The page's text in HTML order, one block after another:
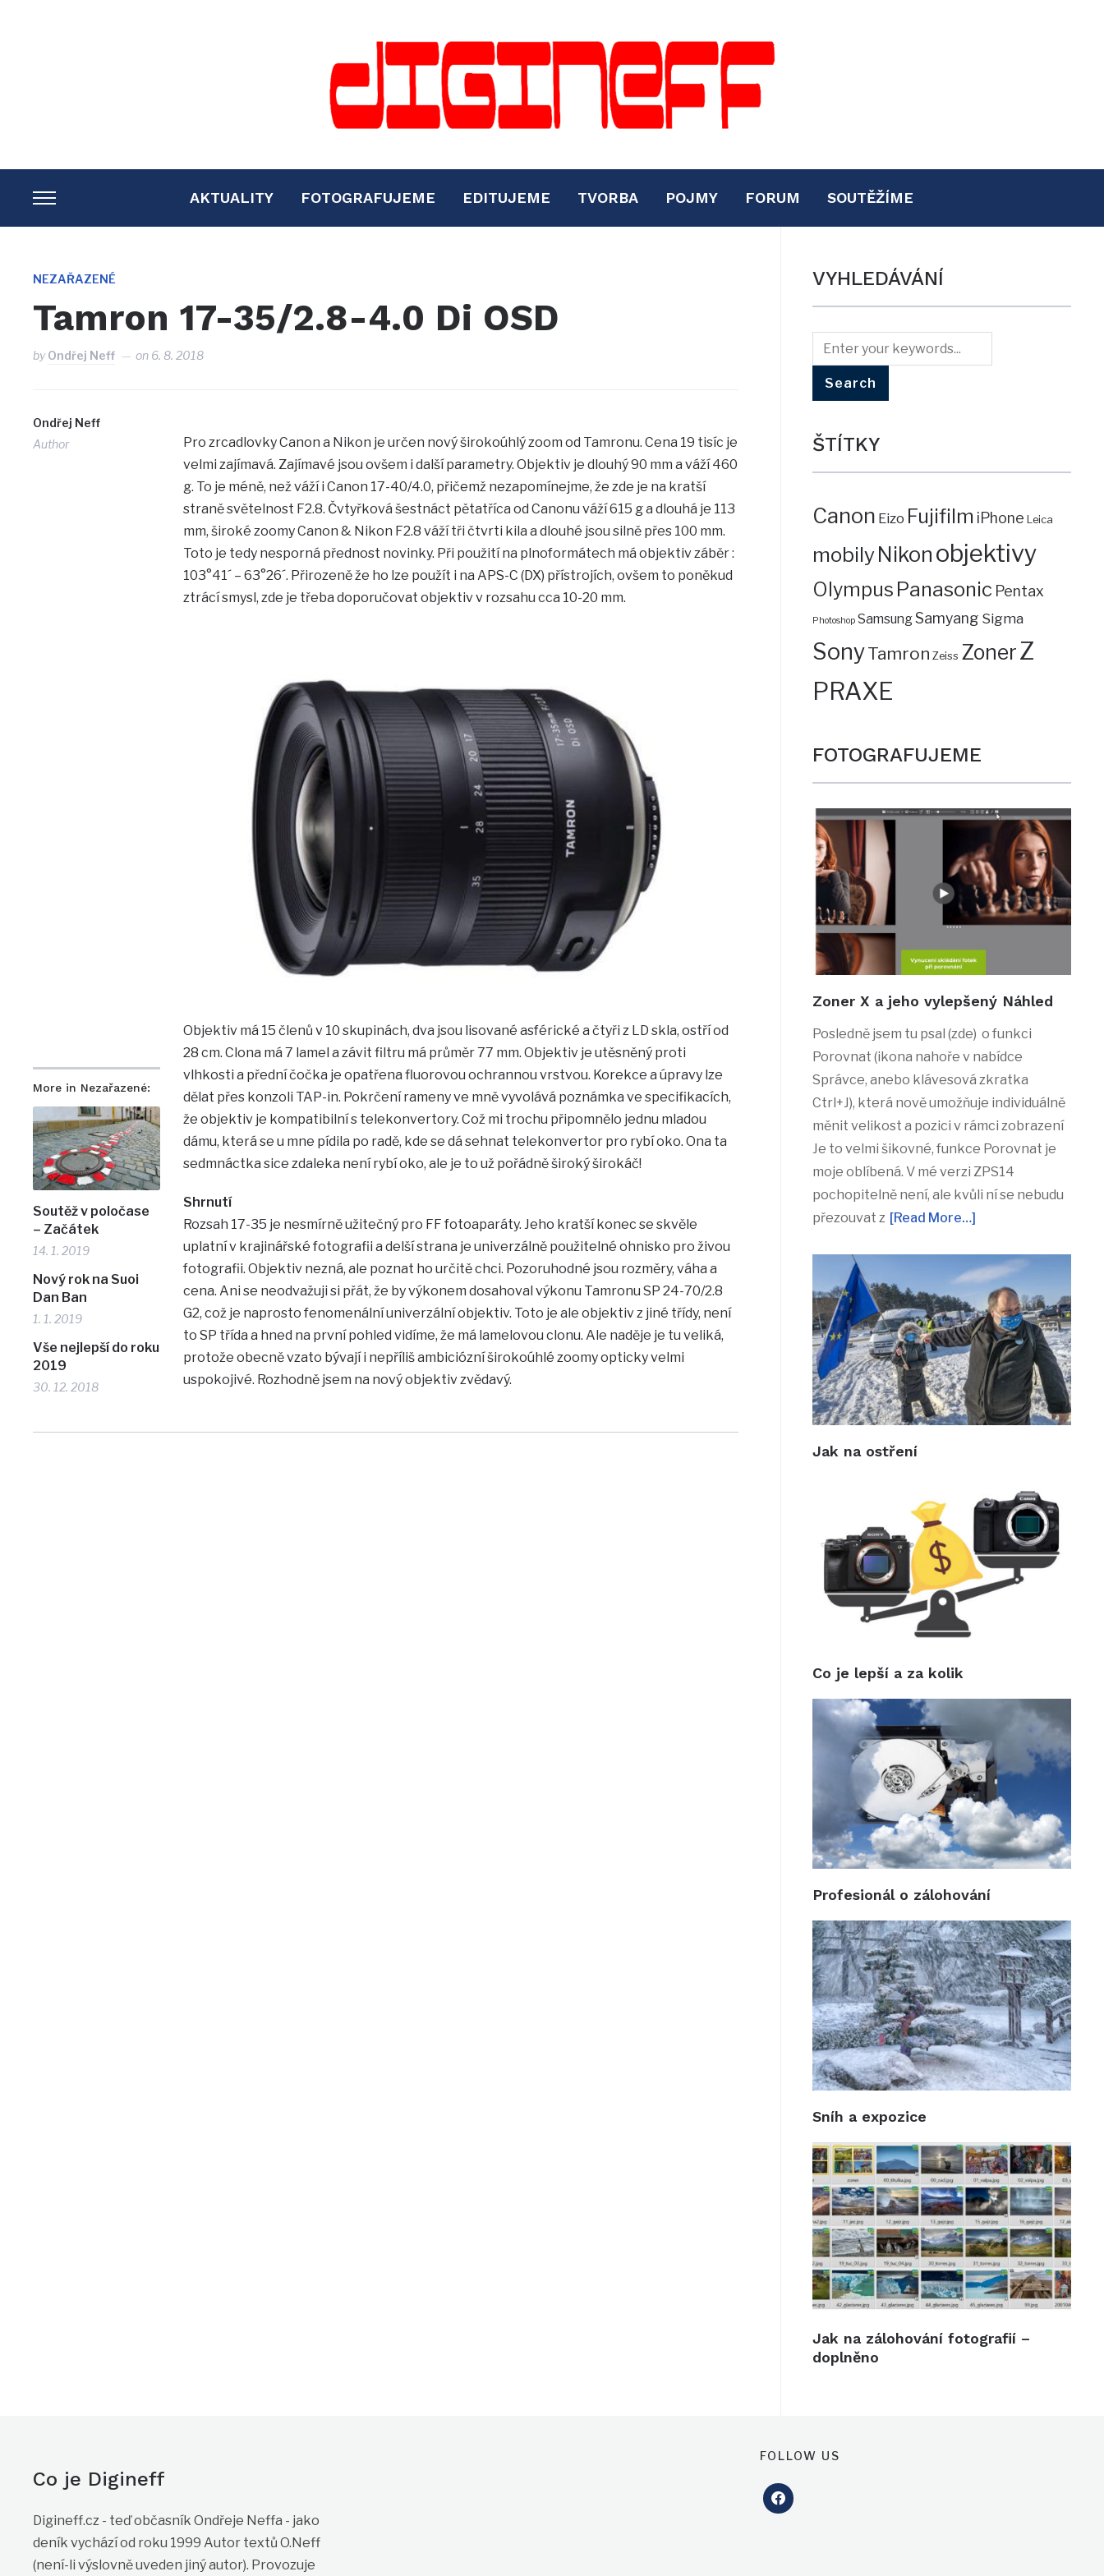
TOGGLE
SIDEBAR
NAVIGATION
AKTUALITY FOTOGRAFUJEME EDITUJEME TVORBA POJMY FORUM SOUTĚŽÍME
NEZAŘAZENÉ
Tamron 17-35/2.8-4.0 Di OSD
byOndřej Neff on 6. 8. 2018
Ondřej Neff
Author
More in Nezařazené:
Soutěž v poločase
– Začátek
14. 1. 2019
Nový rok na Suoi
Dan Ban
1. 1. 2019
Vše nejlepší do roku
2019
30. 12. 2018
Pro zrcadlovky Canon a Nikon je určen nový širokoúhlý zoom od Tamronu. Cena 19 tisíc je
velmi zajímavá. Zajímavé jsou ovšem i další parametry. Objektiv je dlouhý 90 mm a váží 460
g. To je méně, než váží i Canon 17-40/4.0, přičemž nezapomínejme, že zde je na kratší
straně světelnost F2.8. Čvtyřková šestnáct pětatříca od Canonu váží 615 g a dlouhá je 113
mm, široké zoomy Canon & Nikon F2.8 váží tři čtvrti kila a dlouhé jsou silně přes 100 mm.
Toto je tedy nesporná přednost novinky. Při použití na plnoformátech má objektiv záběr :
103°41´ – 63°26´. Přirozeně že ho lze použít i na APS-C (DX) přístrojích, ovšem to poněkud
ztrácí smysl, zde je třeba doporučovat objektiv v rozsahu cca 10-20 mm.
Objektiv má 15 členů v 10 skupinách, dva jsou lisované asférické a čtyři z LD skla, ostří od
28 cm. Clona má 7 lamel a závit filtru má průměr 77 mm. Objektiv je utěsněný proti
vlhkosti a přední čočka je opatřena fluorovou ochrannou vrstvou. Korekce a úpravy lze
dělat přes konzoli TAP-in. Pokrčení rameny ve mně vyvolává poznámka ve specifikacích,
že objektiv je kompatibilní s telekonvertory. Což mi trochu připomnělo jednu mladou
dámu, která se u mne pídila po radě, kde se dá sehnat telekonvertor pro rybí oko. Ona ta
sedmnáctka sice zdaleka není rybí oko, ale je to už pořádně široký širokáč!
Shrnutí
Rozsah 17-35 je nesmírně užitečný pro FF fotoaparáty. Jeho kratší konec se skvěle
uplatní v krajinářské fotografii a delší strana je univerzálně použitelné ohnisko pro živou
fotografii. Objektiv nezná, ale poznat ho určitě chci. Pozoruhodné jsou rozměry, váha a
cena. Ani se neodvažuji si přát, že by výkonem dosahoval výkonu Tamronu SP 24-70/2.8
G2, což je naprosto fenomenální univerzální objektiv. Toto je ale objektiv z jiné třídy, není
to SP třída a hned na první pohled vidíme, že má lamelovou clonu. Ale naděje je tu veliká,
protože obecně vzato bývají i nepříliš ambiciózní širokoúhlé zoomy opticky velmi
uspokojivé. Rozhodně jsem na nový objektiv zvědavý.
VYHLEDÁVÁNÍ
ŠTÍTKY
Canon Eizo Fujifilm iPhone Leica
mobilyNikon objektivy
Olympus Panasonic Pentax
Photoshop SamsungSamyang Sigma
SonyTamron Zeiss ZonerZ
PRAXE
FOTOGRAFUJEME
Zoner X a jeho vylepšený Náhled
Posledně jsem tu psal (zde) o funkci
Porovnat (ikona nahoře v nabídce
Správce, anebo klávesová zkratka
Ctrl+J), která nově umožňuje individuálně
měnit velikost a pozici v rámci zobrazení
Je to velmi šikovné, funkce Porovnat je
moje oblíbená. V mé verzi ZPS14
pochopitelně není, ale kvůli ní se nebudu
přezouvat z [Read More…]
Jak na ostření
Co je lepší a za kolik
Profesionál o zálohování
Sníh a expozice
Jak na zálohování fotografií –
doplněno
Co je Digineff
Digineff.cz - teď občasník Ondřeje Neffa - jako
deník vychází od roku 1999 Autor textů O.Neff
(není-li výslovně uveden jiný autor). Provozuje
FOLLOW US
facebook